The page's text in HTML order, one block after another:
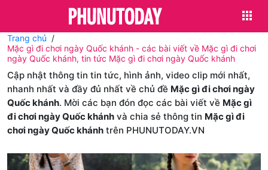
Trang chủ
Mặc gì đi chơi ngày Quốc khánh - các bài viết về Mặc gì đi chơi
ngày Quốc khánh, tin tức Mặc gì đi chơi ngày Quốc khánh
Cập nhật thông tin tin tức, hình ảnh, video clip mới nhất,
nhanh nhất và đầy đủ nhất về chủ đề Mặc gì đi chơi ngày
Quốc khánh. Mời các bạn đón đọc các bài viết về Mặc gì
đi chơi ngày Quốc khánh và chia sẻ thông tin Mặc gì đi
chơi ngày Quốc khánh trên PHUNUTODAY.VN